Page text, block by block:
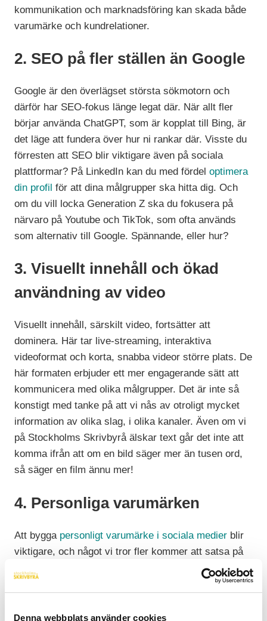
Denna webbplats använder cookies
kommunikation och marknadsföring kan skada både
varumärke och kundrelationer.
2. SEO på fler ställen än Google
Google är den överlägset största sökmotorn och
därför har SEO-fokus länge legat där. När allt fler
börjar använda ChatGPT, som är kopplat till Bing, är
det läge att fundera över hur ni rankar där. Visste du
förresten att SEO blir viktigare även på sociala
plattformar? På LinkedIn kan du med fördeloptimera
din profil för att dina målgrupper ska hitta dig. Och
om du vill locka Generation Z ska du fokusera på
närvaro på Youtube och TikTok, som ofta används
som alternativ till Google. Spännande, eller hur?
3. Visuellt innehåll och ökad
användning av video
Visuellt innehåll, särskilt video, fortsätter att
dominera. Här tar live-streaming, interaktiva
videoformat och korta, snabba videor större plats. De
här formaten erbjuder ett mer engagerande sätt att
kommunicera med olika målgrupper. Det är inte så
konstigt med tanke på att vi nås av otroligt mycket
information av olika slag, i olika kanaler. Även om vi
på Stockholms Skrivbyrå älskar text går det inte att
komma ifrån att om en bild säger mer än tusen ord,
så säger en film ännu mer!
4. Personliga varumärken
Att bygga personligt varumärke i sociala medier blir
viktigare, och något vi tror fler kommer att satsa på
som en del i sin marknadsföring. Vi människor
värderar autenticitet högt i våra digitala flöden. Vi
verkliga människor, inte från företag. Att skapa